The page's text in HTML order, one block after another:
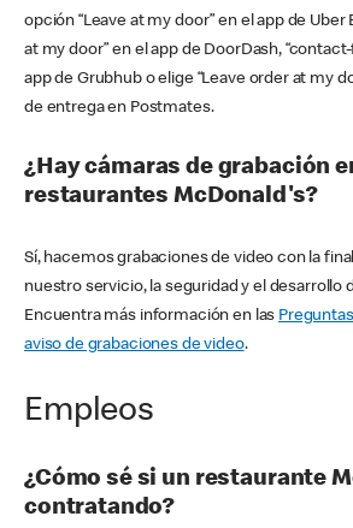
opción “Leave at my door” en el app de Uber
at my door” en el app de DoorDash,
app de Grubhub o elige “Leave order at my
de entrega en Postmates.
¿Hay cámaras de grabación
restaurantes McDonald's?
Sí, hacemos grabaciones de video con la
nuestro servicio, la seguridad y el desarrollo
Encuentra más información en las
aviso de grabaciones de video.
Empleos
¿Cómo sé si un restaurante
contratando?